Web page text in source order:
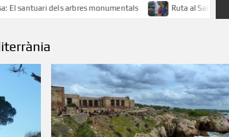
dels arbres monumentals Ruta al Salt de Sallent: